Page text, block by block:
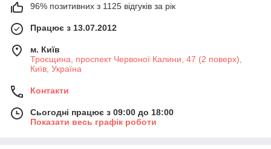
96% позитивних з 1125 відгуків за рік
Працює з 13.07.2012
м. Київ
Троєщина, проспект Червоної Калини, 47 (2 поверх),
Київ, Україна
Контакти
Сьогодні працює з 09:00 до 18:00
Показати весь графік роботи